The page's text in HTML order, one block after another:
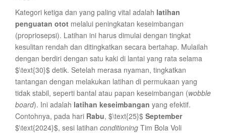
Kategori ketiga dan yang paling vital adalah latihan
penguatan otot melalui peningkatan keseimbangan
(propriosepsi). Latihan ini harus dimulai dengan tingkat
kesulitan rendah dan ditingkatkan secara bertahap. Mulailah
dengan berdiri dengan satu kaki di lantai yang rata selama
$\text{30}$ detik. Setelah merasa nyaman, tingkatkan
tantangan dengan melakukan latihan di permukaan yang
tidak stabil, seperti bantal atau papan keseimbangan (wobble
board). Ini adalah latihan keseimbangan yang efektif.
Contohnya, pada hari Rabu, $\text{25}$ September
$\text{2024}$, sesi latihan conditioning Tim Bola Voli